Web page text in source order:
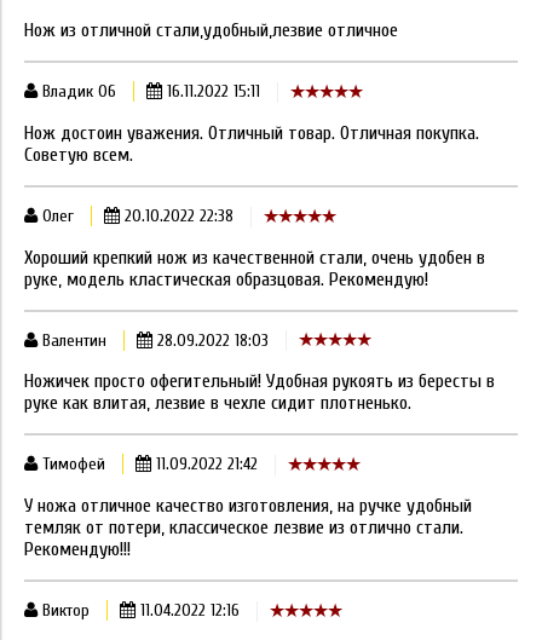
Нож из отличной стали,удобный,лезвие отличное
Владик 06 16.11.2022 15:11
Нож достоин уважения. Отличный товар. Отличная покупка.
Советую всем.
Олег 20.10.2022 22:38
Хороший крепкий нож из качественной стали, очень удобен в
руке, модель кластическая образцовая. Рекомендую!
Валентин 28.09.2022 18:03
Ножичек просто офегительный! Удобная рукоять из бересты в
руке как влитая, лезвие в чехле сидит плотненько.
Тимофей 11.09.2022 21:42
У ножа отличное качество изготовления, на ручке удобный
темляк от потери, классическое лезвие из отлично стали.
Рекомендую!!!
Виктор 11.04.2022 12:16